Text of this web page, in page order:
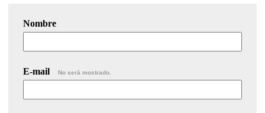
Nombre
E-mail No será mostrado.